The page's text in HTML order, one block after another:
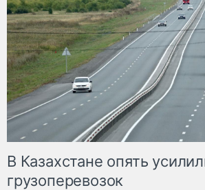
В Казахстане опять
грузоперевозок